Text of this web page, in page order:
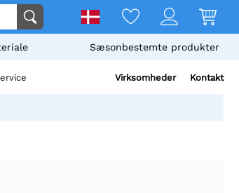
Sæsonbestemte produkter
Virksomheder Kontakt